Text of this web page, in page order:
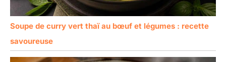
Soupe de curry vert thaï au bœuf et légumes : recette
savoureuse